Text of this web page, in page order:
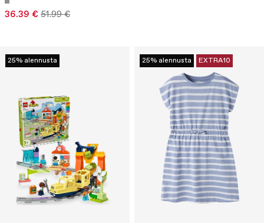
36.39 € 51.99 €
25% alennusta 25% alennusta EXTRA10